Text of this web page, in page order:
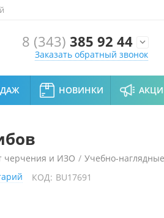
8 (343) 385 92 44 
Заказать обратный звонок
НОВИНКИ
черчения и ИЗО / Учебно-
КОД: BU17691